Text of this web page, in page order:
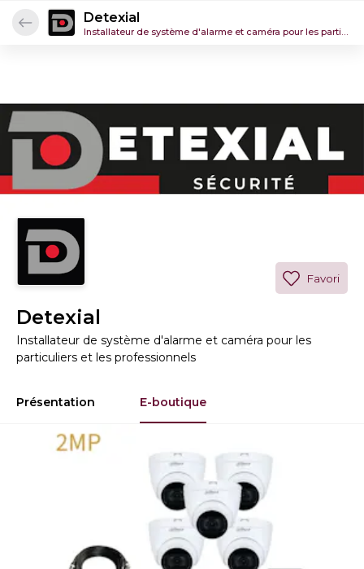
Detexial
Installateur de système d'alarme et caméra pour les particuliers et les professionnels
Detexial
Installateur de système d'alarme et caméra pour les
particuliers et les professionnels
Favori
Présentation E-boutique